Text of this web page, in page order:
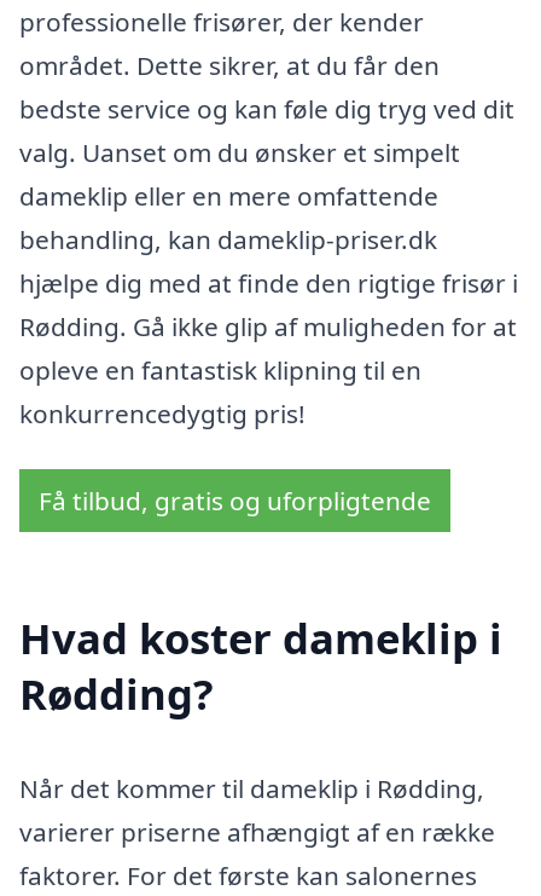
professionelle frisører, der kender
området. Dette sikrer, at du får den
bedste service og kan føle dig tryg ved dit
valg. Uanset om du ønsker et simpelt
dameklip eller en mere omfattende
behandling, kan dameklip-priser.dk
hjælpe dig med at finde den rigtige frisør i
Rødding. Gå ikke glip af muligheden for at
opleve en fantastisk klipning til en
konkurrencedygtig pris!
Få tilbud, gratis og uforpligtende
Hvad koster dameklip i
Rødding?
Når det kommer til dameklip i Rødding,
varierer priserne afhængigt af en række
faktorer. For det første kan salonernes